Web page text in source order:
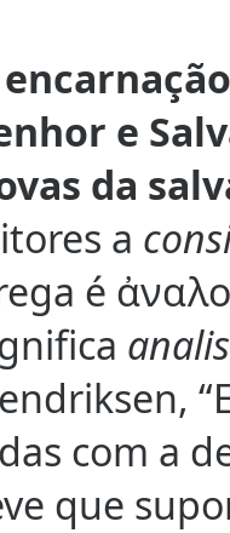
e
da
a
é
com a
que